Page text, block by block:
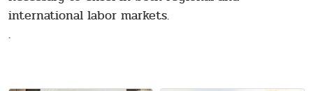
international labor markets.
.